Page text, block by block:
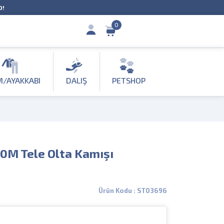
0
AYAKKABI DALIŞ PETSHOP
Tele Olta Kamışı
Ürün Kodu : ST03696